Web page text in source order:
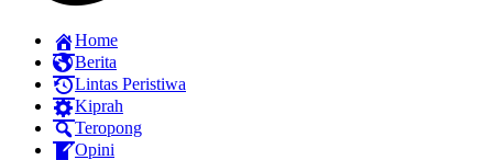
Home
Berita
Lintas Peristiwa
Kiprah
Teropong
Opini